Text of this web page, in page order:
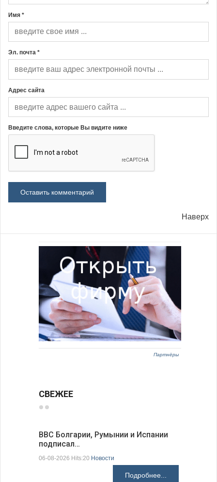
Имя *
Эл. почта *
Адрес сайта
Введите слова, которые Вы видите ниже
Наверх
Партнёры
СВЕЖЕЕ
ВВС Болгарии, Румынии и Испании
подписал…
06-08-2026 Hits:20 Новости
Подробнее...